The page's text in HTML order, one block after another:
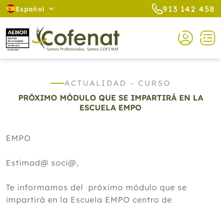
Español 913 142 458
ACTUALIDAD - CURSO
PRÓXIMO MÓDULO QUE SE IMPARTIRÁ EN LA
ESCUELA EMPO
EMPO
Estimad@ soci@,
Te informamos del próximo módulo que se
impartirá en la Escuela EMPO centro de